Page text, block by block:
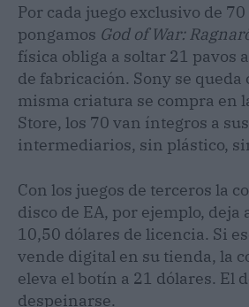
Por cada juego exclusivo de
pongamos God of War:
física obliga a soltar 21 pavos
de fabricación. Sony se queda
misma criatura se compra en
Store, los 70 van íntegros a
intermediarios, sin plástico,
Con los juegos de terceros la
disco de EA, por ejemplo, deja
10,50 dólares de licencia. Si
vende digital en su tienda, la
eleva el botín a 21 dólares. El
despeinarse.